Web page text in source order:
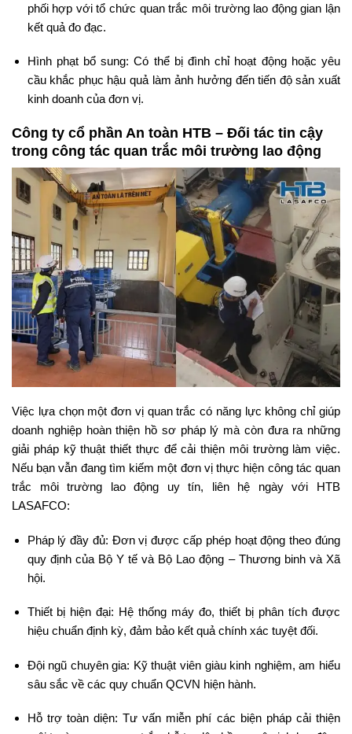
phối hợp với tổ chức quan trắc môi trường lao động gian lận
kết quả đo đạc.
Hình phạt bổ sung: Có thể bị đình chỉ hoạt động hoặc yêu
cầu khắc phục hậu quả làm ảnh hưởng đến tiến độ sản xuất
kinh doanh của đơn vị.
Công ty cổ phần An toàn HTB – Đối tác tin cậy
trong công tác quan trắc môi trường lao động
Việc lựa chọn một đơn vị quan trắc có năng lực không chỉ giúp
doanh nghiệp hoàn thiện hồ sơ pháp lý mà còn đưa ra những
giải pháp kỹ thuật thiết thực để cải thiện môi trường làm việc.
Nếu bạn vẫn đang tìm kiếm một đơn vị thực hiện công tác quan
trắc môi trường lao động uy tín, liên hệ ngày với HTB
LASAFCO:
Pháp lý đầy đủ: Đơn vị được cấp phép hoạt động theo đúng
quy định của Bộ Y tế và Bộ Lao động – Thương binh và Xã
hội.
Thiết bị hiện đại: Hệ thống máy đo, thiết bị phân tích được
hiệu chuẩn định kỳ, đảm bảo kết quả chính xác tuyệt đối.
Đội ngũ chuyên gia: Kỹ thuật viên giàu kinh nghiệm, am hiểu
sâu sắc về các quy chuẩn QCVN hiện hành.
Hỗ trợ toàn diện: Tư vấn miễn phí các biện pháp cải thiện